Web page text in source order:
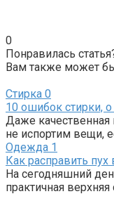
0
Понравилась
Вам также может
Стирка 0
10 ошибок стирки,
Даже качественная
не испортим вещи,
Одежда 1
Как расправить пух
На сегодняшний
практичная